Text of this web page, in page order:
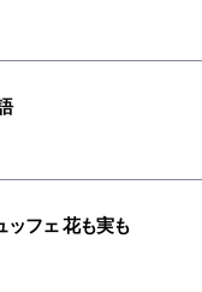
ッフェ 花も実も